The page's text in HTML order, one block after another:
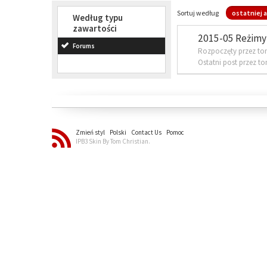
Według typu
zawartości
Forums
Sortuj według ostatniej
2015-05
Rozpoczęty przez
Ostatni post przez
Zmień styl Polski Contact Us
Pomoc
IPB3 Skin By Tom Christian.